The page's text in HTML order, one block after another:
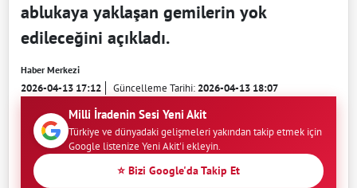
ablukaya yaklaşan gemilerin yok
edileceğini açıkladı.
Haber Merkezi
2026-04-13 17:12 Güncelleme Tarihi:2026-04-13 18:07
Milli İradenin Sesi Yeni Akit
Türkiye ve dünyadaki gelişmeleri yakından takip etmek için
Google listenize Yeni Akit'i ekleyin.
⭐ Bizi Google'da Takip Et